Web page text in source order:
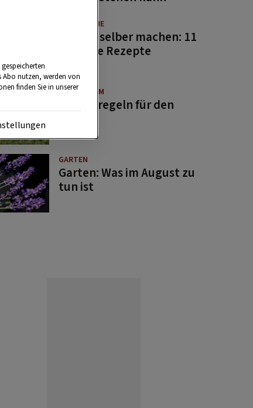
GUTE KÜCHE
Saucen selber machen: 11
beliebte Rezepte
BRAUCHTUM
Bauernregeln für den
GARTEN
Garten: Was im August zu
tun ist
Abo nutzen, werden von
finden Sie in unserer